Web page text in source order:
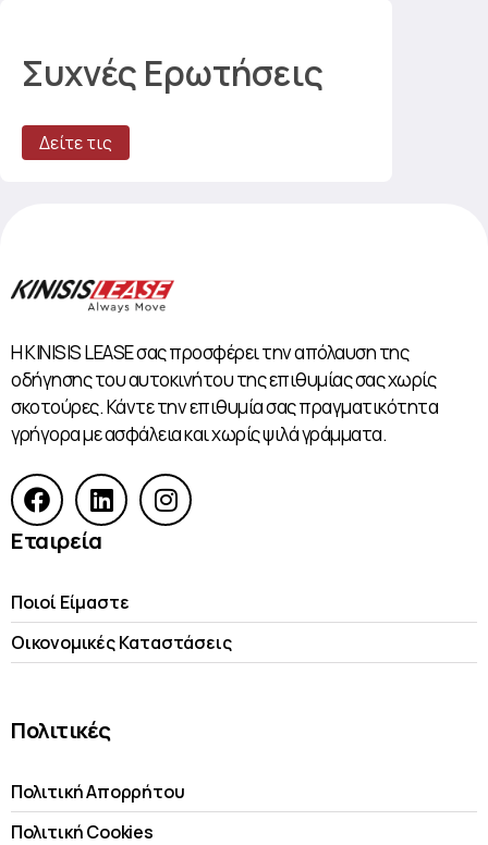
Συχνές Ερωτήσεις
Δείτε τις
Η KINISIS LEASE σας προσφέρει την απόλαυση της
οδήγησης του αυτοκινήτου της επιθυμίας σας χωρίς
σκοτούρες. Κάντε την επιθυμία σας πραγματικότητα
γρήγορα με ασφάλεια και χωρίς ψιλά γράμματα.
Εταιρεία
Ποιοί Είμαστε
Οικονομικές Kαταστάσεις
Πολιτικές
Πολιτική Απορρήτου
Πολιτική Cookies